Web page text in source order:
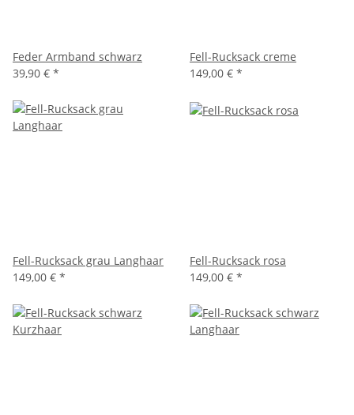
Feder Armband schwarz
39,90 € *
Fell-Rucksack creme
149,00 € *
Fell-Rucksack grau Langhaar
149,00 € *
Fell-Rucksack rosa
149,00 € *